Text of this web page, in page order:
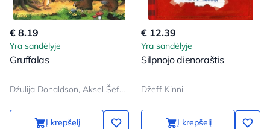
€ 8.19
Yra sandėlyje
Gruffalas
Džulija Donaldson, Aksel Šeffler
Į krepšelį
€ 12.39
Yra sandėlyje
Silpnojo dienoraštis
Džeff Kinni
Į krepšelį